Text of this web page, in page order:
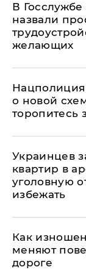
В
назвали
желающих
о новой
торопитесь
Украинцев
квартир в
уголовную
избежать
Как
меняют
дороге